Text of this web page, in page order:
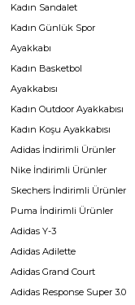
Kadın Sandalet
Kadın Günlük Spor
Ayakkabı
Kadın Basketbol
Ayakkabısı
Kadın Outdoor Ayakkabısı
Kadın Koşu Ayakkabısı
Adidas İndirimli Ürünler
Nike İndirimli Ürünler
Skechers İndirimli Ürünler
Puma İndirimli Ürünler
Adidas Y-3
Adidas Adilette
Adidas Grand Court
Adidas Response Super 3.0